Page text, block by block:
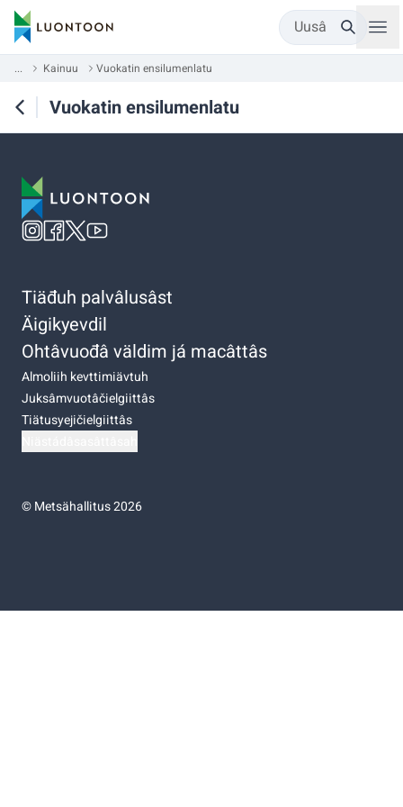
Uusâ
... Kainuu Vuokatin ensilumenlatu
Vuokatin ensilumenlatu
Tiäđuh palvâlusâst
Äigikyevdil
Ohtâvuođâ väldim já macâttâs
Almoliih kevttimiävtuh
Juksâmvuotâčielgiittâs
Tiätusyejičielgiittâs
©Metsähallitus 2026